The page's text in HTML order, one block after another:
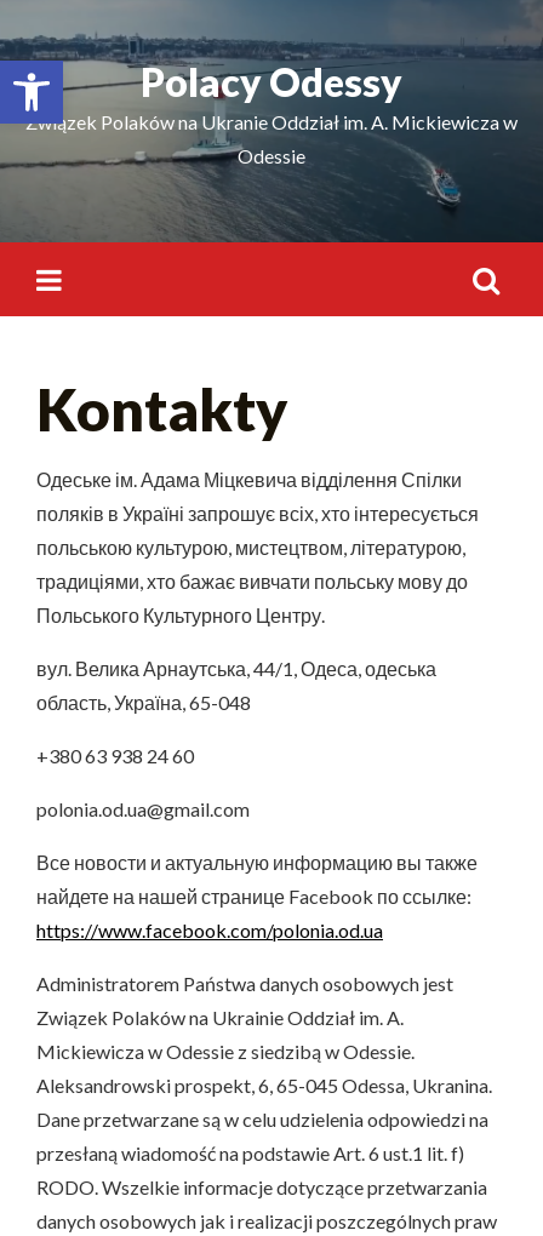
Відкрити Панель інструментівPolacy Odessy
Związek Polaków na Ukranie Oddział im. A. Mickiewicza w
Odessie
Kontakty
Одеське ім. Адама Міцкевича відділення Спілки
поляків в Україні запрошує всіх, хто інтересується
польською культурою, мистецтвом, літературою,
традиціями, хто бажає вивчати польську мову до
Польського Культурного Центру.
вул. Велика Арнаутська, 44/1, Одеса, одеська
область, Україна, 65-048
+380 63 938 24 60
polonia.od.ua@gmail.com
Все новости и актуальную информацию вы также
найдете на нашей странице Facebook по ссылке:
https://www.facebook.com/polonia.od.ua
Administratorem Państwa danych osobowych jest
Związek Polaków na Ukrainie Oddział im. A.
Mickiewicza w Odessie z siedzibą w Odessie.
Aleksandrowski prospekt, 6, 65-045 Odessa, Ukranina.
Dane przetwarzane są w celu udzielenia odpowiedzi na
przesłaną wiadomość na podstawie Art. 6 ust.1 lit. f)
RODO. Wszelkie informacje dotyczące przetwarzania
danych osobowych jak i realizacji poszczególnych praw